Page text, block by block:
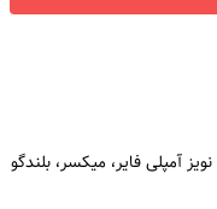
آمپلی فایر، میکسر، بلندگو